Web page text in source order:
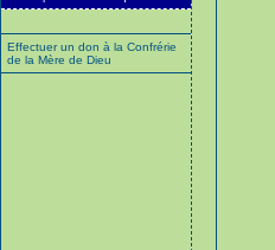
Effectuer un don à la Confrérie
de la Mère de Dieu